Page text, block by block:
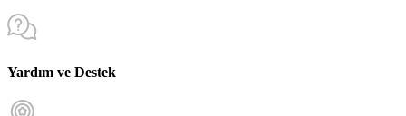
Yardım ve Destek